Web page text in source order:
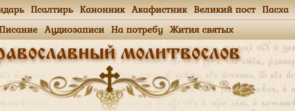
молитвослов
Псалтирь Канонник Акафистник Великий пост Пасха
Аудиозаписи На потребу Жития святых